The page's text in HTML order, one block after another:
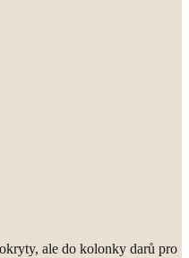
ale do kolonky darů pro